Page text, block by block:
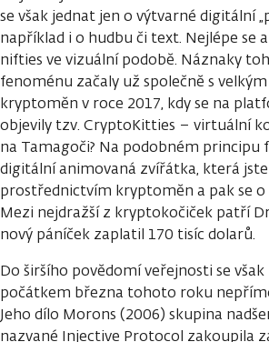
se však jednat jen o výtvarné digitální
například i o hudbu či text. Nejlépe se
nifties ve vizuální podobě. Náznaky
fenoménu začaly už společně s
kryptoměn v roce 2017, kdy se na
objevily tzv. CryptoKitties – virtuální
na Tamagoči? Na podobném principu
digitální animovaná zvířátka, která
prostřednictvím kryptoměn a pak se o
Mezi nejdražší z kryptokočiček patří
nový páníček zaplatil 170 tisíc dolarů.
Do širšího povědomí veřejnosti se
počátkem března tohoto roku
Jeho dílo Morons (2006) skupina
nazvané Injective Protocol zakoupila